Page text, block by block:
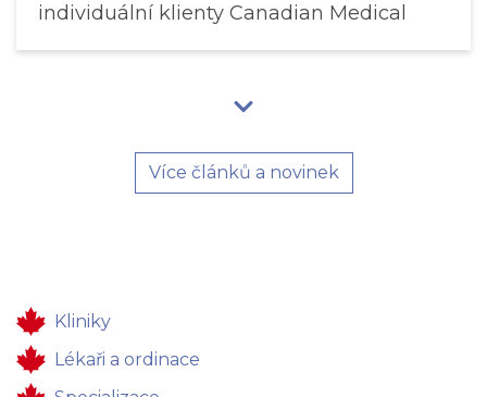
individuální klienty Canadian Medical
Více článků a novinek
Kliniky
Lékaři a ordinace